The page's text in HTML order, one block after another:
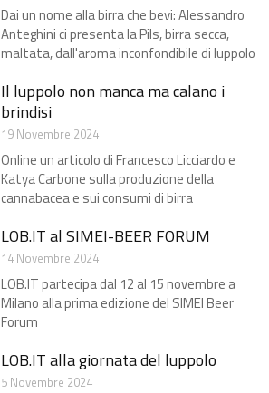
Dai un nome alla birra che bevi: Alessandro
Anteghini ci presenta la Pils, birra secca,
maltata, dall'aroma inconfondibile di luppolo
Il luppolo non manca ma calano i
brindisi​
19 Novembre 2024
Online un articolo di Francesco Licciardo e
Katya Carbone sulla produzione della
cannabacea e sui consumi di birra
LOB.IT al SIMEI-BEER FORUM
14 Novembre 2024
LOB.IT partecipa dal 12 al 15 novembre a
Milano alla prima edizione del SIMEI Beer
Forum
LOB.IT alla giornata del luppolo
5 Novembre 2024